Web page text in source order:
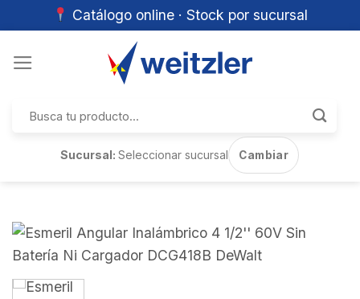
Catálogo online · Stock por sucursal
por:
Sucursal:Seleccionar sucursal Cambiar